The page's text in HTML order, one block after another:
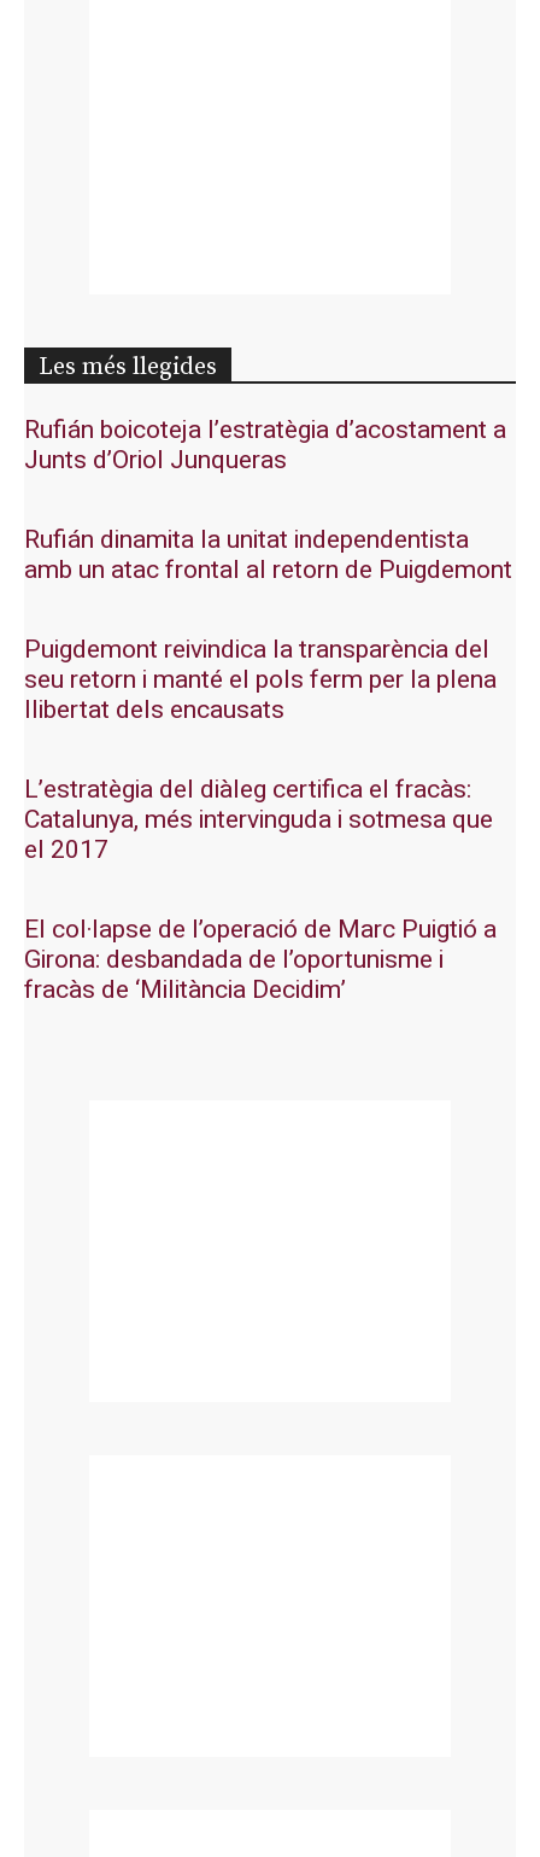
Les més llegides
Rufián boicoteja l’estratègia d’acostament a
Junts d’Oriol Junqueras
Rufián dinamita la unitat independentista
amb un atac frontal al retorn de Puigdemont
Puigdemont reivindica la transparència del
seu retorn i manté el pols ferm per la plena
llibertat dels encausats
L’estratègia del diàleg certifica el fracàs:
Catalunya, més intervinguda i sotmesa que
el 2017
El col·lapse de l’operació de Marc Puigtió a
Girona: desbandada de l’oportunisme i
fracàs de ‘Militància Decidim’